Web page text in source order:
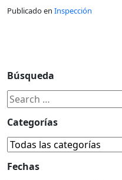
Publicado en Inspección
Búsqueda
Categorías
Fechas